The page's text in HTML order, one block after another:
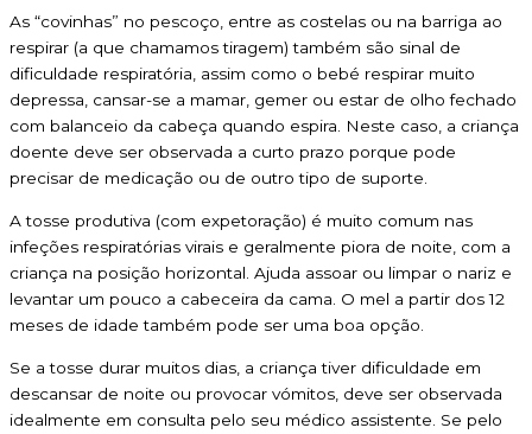
As “covinhas” no pescoço, entre as costelas ou na barriga ao
respirar (a que chamamos tiragem) também são sinal de
dificuldade respiratória, assim como o bebé respirar muito
depressa, cansar-se a mamar, gemer ou estar de olho fechado
com balanceio da cabeça quando espira. Neste caso, a criança
doente deve ser observada a curto prazo porque pode
precisar de medicação ou de outro tipo de suporte.
A tosse produtiva (com expetoração) é muito comum nas
infeções respiratórias virais e geralmente piora de noite, com a
criança na posição horizontal. Ajuda assoar ou limpar o nariz e
levantar um pouco a cabeceira da cama. O mel a partir dos 12
meses de idade também pode ser uma boa opção.
Se a tosse durar muitos dias, a criança tiver dificuldade em
descansar de noite ou provocar vómitos, deve ser observada
idealmente em consulta pelo seu médico assistente. Se pelo